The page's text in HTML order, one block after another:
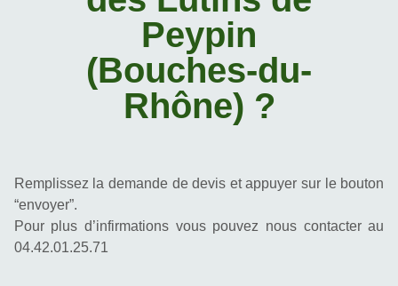
Peypin
(Bouches-du-
Rhône) ?
Remplissez la demande de devis et appuyer sur le bouton
“envoyer”.
Pour plus d’infirmations vous pouvez nous contacter au
04.42.01.25.71